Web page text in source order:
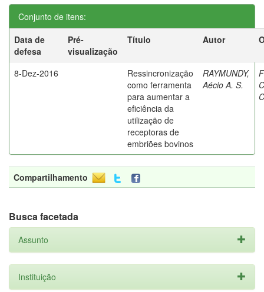
Conjunto de itens:
Data de
defesa
Pré-
visualização
Título Autor
8-Dez-2016
Ressincronização
como ferramenta
para aumentar a
eficiência da
utilização de
receptoras de
embriões bovinos
RAYMUNDY,
Aécio A. S.
Compartilhamento
Busca facetada
Assunto
Instituição